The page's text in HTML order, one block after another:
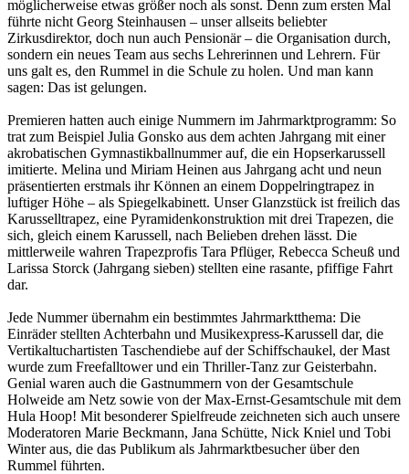
möglicherweise etwas größer noch als sonst. Denn zum ersten Mal
führte nicht Georg Steinhausen – unser allseits beliebter
Zirkusdirektor, doch nun auch Pensionär – die Organisation durch,
sondern ein neues Team aus sechs Lehrerinnen und Lehrern. Für
uns galt es, den Rummel in die Schule zu holen. Und man kann
sagen: Das ist gelungen.
Premieren hatten auch einige Nummern im Jahrmarktprogramm: So
trat zum Beispiel Julia Gonsko aus dem achten Jahrgang mit einer
akrobatischen Gymnastikballnummer auf, die ein Hopserkarussell
imitierte. Melina und Miriam Heinen aus Jahrgang acht und neun
präsentierten erstmals ihr Können an einem Doppelringtrapez in
luftiger Höhe – als Spiegelkabinett. Unser Glanzstück ist freilich das
Karusselltrapez, eine Pyramidenkonstruktion mit drei Trapezen, die
sich, gleich einem Karussell, nach Belieben drehen lässt. Die
mittlerweile wahren Trapezprofis Tara Pflüger, Rebecca Scheuß und
Larissa Storck (Jahrgang sieben) stellten eine rasante, pfiffige Fahrt
dar.
Jede Nummer übernahm ein bestimmtes Jahrmarktthema: Die
Einräder stellten Achterbahn und Musikexpress-Karussell dar, die
Vertikaltuchartisten Taschendiebe auf der Schiffschaukel, der Mast
wurde zum Freefalltower und ein Thriller-Tanz zur Geisterbahn.
Genial waren auch die Gastnummern von der Gesamtschule
Holweide am Netz sowie von der Max-Ernst-Gesamtschule mit dem
Hula Hoop! Mit besonderer Spielfreude zeichneten sich auch unsere
Moderatoren Marie Beckmann, Jana Schütte, Nick Kniel und Tobi
Winter aus, die das Publikum als Jahrmarktbesucher über den
Rummel führten.